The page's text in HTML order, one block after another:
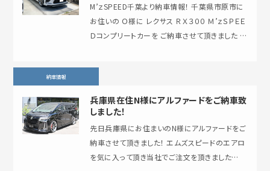
M’ｚSPEED千葉より納車情報！ 千葉県市原市に
お住いの Ｏ様に レクサス ＲＸ３００ Ｍ’ｚＳＰＥＥ
Ｄコンプリートカーを ご納車させて頂きました ご
納車情報
兵庫県在住N様にアルファードをご納車致
しました！
先日兵庫県にお住まいのN様にアルファードをご
納車させて頂きました！ エムズスピードのエアロ
を気に入って頂き当社でご注文を頂きました